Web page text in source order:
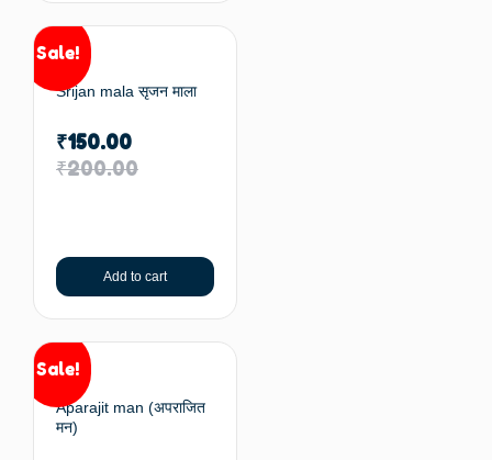
Sale!
Srijan mala सृजन माला
₹200.00
₹150.00
Add to cart
Sale!
Aparajit man (अपराजित
मन)